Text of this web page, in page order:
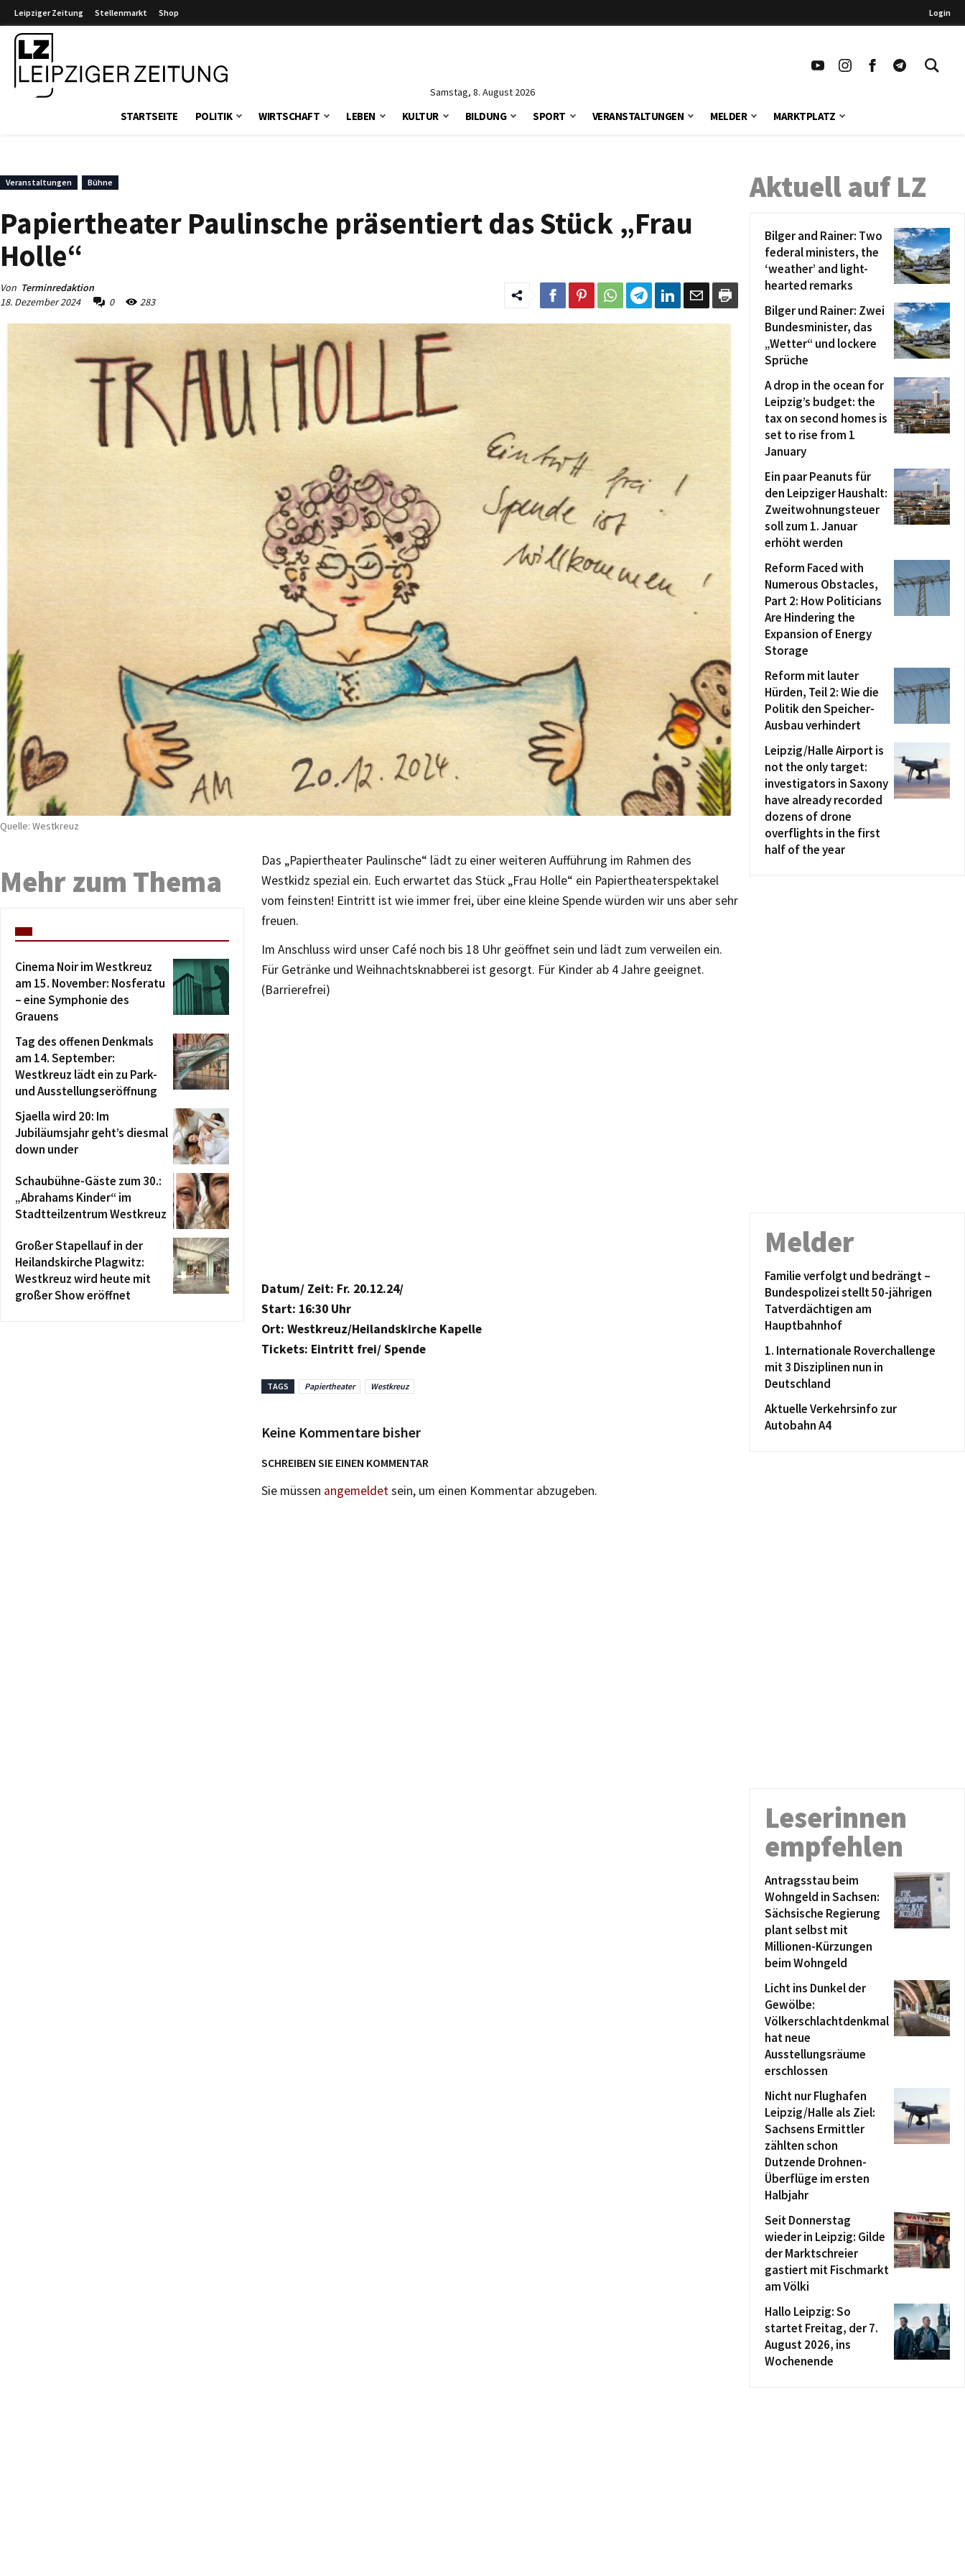
Leipziger Zeitung Stellenmarkt Shop Login
Samstag, 8. August 2026
STARTSEITE POLITIK WIRTSCHAFT LEBEN KULTUR BILDUNG SPORT VERANSTALTUNGEN MELDER MARKTPLATZ
Veranstaltungen Bühne
Papiertheater Paulinsche präsentiert das Stück „Frau
Holle“
Von Terminredaktion
18. Dezember 2024
0 283
Quelle: Westkreuz
Das „Papiertheater Paulinsche“ lädt zu einer weiteren Aufführung im Rahmen des
Westkidz spezial ein. Euch erwartet das Stück „Frau Holle“ ein Papiertheaterspektakel
vom feinsten! Eintritt ist wie immer frei, über eine kleine Spende würden wir uns aber sehr
freuen.
Im Anschluss wird unser Café noch bis 18 Uhr geöffnet sein und lädt zum verweilen ein.
Für Getränke und Weihnachtsknabberei ist gesorgt. Für Kinder ab 4 Jahre geeignet.
(Barrierefrei)
Datum/ Zeit: Fr. 20.12.24/
Start: 16:30 Uhr
Ort: Westkreuz/Heilandskirche Kapelle
Tickets: Eintritt frei/ Spende
TAGS Papiertheater Westkreuz
Keine Kommentare bisher
SCHREIBEN SIE EINEN KOMMENTAR
Sie müssen angemeldetsein, um einen Kommentar abzugeben.
Mehr zum Thema
Cinema Noir im Westkreuz
am 15. November: Nosferatu
– eine Symphonie des
Grauens
Tag des offenen Denkmals
am 14. September:
Westkreuz lädt ein zu Park-
und Ausstellungseröffnung
Sjaella wird 20: Im
Jubiläumsjahr geht’s diesmal
down under
Schaubühne-Gäste zum 30.:
„Abrahams Kinder“ im
Stadtteilzentrum Westkreuz
Großer Stapellauf in der
Heilandskirche Plagwitz:
Westkreuz wird heute mit
großer Show eröffnet
Aktuell auf LZ
Bilger and Rainer: Two
federal ministers, the
‘weather’ and light-
hearted remarks
Bilger und Rainer: Zwei
Bundesminister, das
„Wetter“ und lockere
Sprüche
A drop in the ocean for
Leipzig’s budget: the
tax on second homes is
set to rise from 1
January
Ein paar Peanuts für
den Leipziger Haushalt:
Zweitwohnungsteuer
soll zum 1. Januar
erhöht werden
Reform Faced with
Numerous Obstacles,
Part 2: How Politicians
Are Hindering the
Expansion of Energy
Storage
Reform mit lauter
Hürden, Teil 2: Wie die
Politik den Speicher-
Ausbau verhindert
Leipzig/Halle Airport is
not the only target:
investigators in Saxony
have already recorded
dozens of drone
overflights in the first
half of the year
Melder
Familie verfolgt und bedrängt –
Bundespolizei stellt 50-jährigen
Tatverdächtigen am
Hauptbahnhof
1. Internationale Roverchallenge
mit 3 Disziplinen nun in
Deutschland
Aktuelle Verkehrsinfo zur
Autobahn A4
Leserinnen
empfehlen
Antragsstau beim
Wohngeld in Sachsen:
Sächsische Regierung
plant selbst mit
Millionen-Kürzungen
beim Wohngeld
Licht ins Dunkel der
Gewölbe:
Völkerschlachtdenkmal
hat neue
Ausstellungsräume
erschlossen
Nicht nur Flughafen
Leipzig/Halle als Ziel:
Sachsens Ermittler
zählten schon
Dutzende Drohnen-
Überflüge im ersten
Halbjahr
Seit Donnerstag
wieder in Leipzig: Gilde
der Marktschreier
gastiert mit Fischmarkt
am Völki
Hallo Leipzig: So
startet Freitag, der 7.
August 2026, ins
Wochenende